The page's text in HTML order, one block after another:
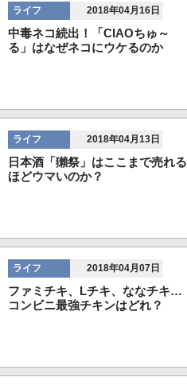
ライフ 2018年04月16日
中毒ネコ続出！「CIAOちゅ～
る」はなぜネコにウケるのか
ライフ 2018年04月13日
日本酒「獺祭」はここまで売れる
ほどウマいのか？
ライフ 2018年04月07日
ファミチキ、Lチキ、ななチキ…
コンビニ最強チキンはどれ？